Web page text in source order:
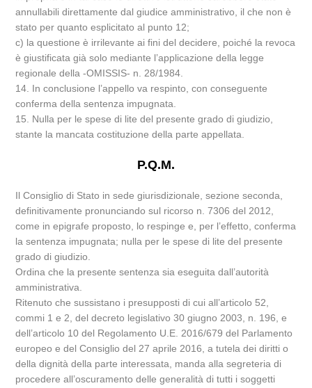
annullabili direttamente dal giudice amministrativo, il che non è
stato per quanto esplicitato al punto 12;
c) la questione è irrilevante ai fini del decidere, poiché la revoca
è giustificata già solo mediante l’applicazione della legge
regionale della -OMISSIS- n. 28/1984.
14. In conclusione l’appello va respinto, con conseguente
conferma della sentenza impugnata.
15. Nulla per le spese di lite del presente grado di giudizio,
stante la mancata costituzione della parte appellata.
P.Q.M.
Il Consiglio di Stato in sede giurisdizionale, sezione seconda,
definitivamente pronunciando sul ricorso n. 7306 del 2012,
come in epigrafe proposto, lo respinge e, per l’effetto, conferma
la sentenza impugnata; nulla per le spese di lite del presente
grado di giudizio.
Ordina che la presente sentenza sia eseguita dall’autorità
amministrativa.
Ritenuto che sussistano i presupposti di cui all’articolo 52,
commi 1 e 2, del decreto legislativo 30 giugno 2003, n. 196, e
dell’articolo 10 del Regolamento U.E. 2016/679 del Parlamento
europeo e del Consiglio del 27 aprile 2016, a tutela dei diritti o
della dignità della parte interessata, manda alla segreteria di
procedere all’oscuramento delle generalità di tutti i soggetti